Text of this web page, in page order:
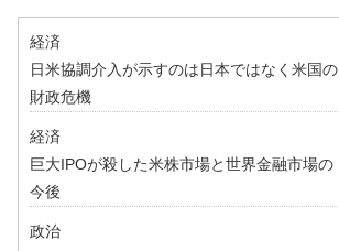
経済
日米協調介入が示すのは日本ではなく米国の
財政危機
経済
巨大IPOが殺した米株市場と世界金融市場の
今後
政治